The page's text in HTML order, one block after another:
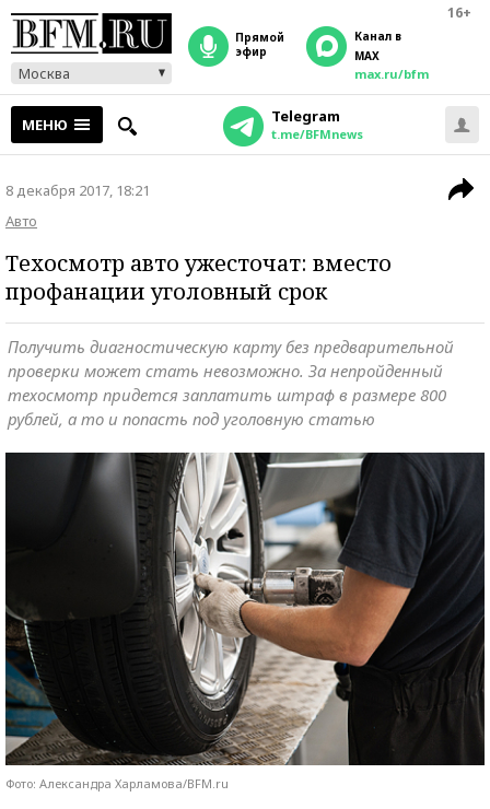
16+
Москва
прямой
эфир
Канал в
MAX
max.ru/bfm
МЕНЮ Telegram
t.me/BFMnews
8 декабря 2017, 18:21
Авто
Техосмотр авто ужесточат: вместо
профанации уголовный срок
Получить диагностическую карту без предварительной
проверки может стать невозможно. За непройденный
техосмотр придется заплатить штраф в размере 800
рублей, а то и попасть под уголовную статью
Фото: Александра Харламова/BFM.ru